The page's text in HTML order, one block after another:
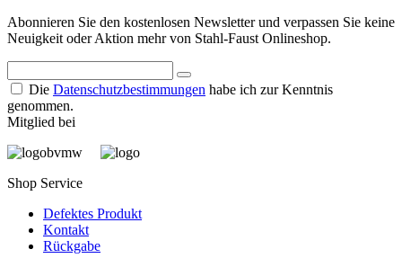
Abonnieren Sie den kostenlosen Newsletter und verpassen Sie keine
Neuigkeit oder Aktion mehr von Stahl-Faust Onlineshop.
Die Datenschutzbestimmungen habe ich zur Kenntnis
genommen.
Mitglied bei
Shop Service
Defektes Produkt
Kontakt
Rückgabe